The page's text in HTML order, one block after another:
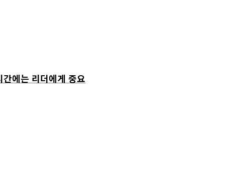
에는​ 리더에게 중요